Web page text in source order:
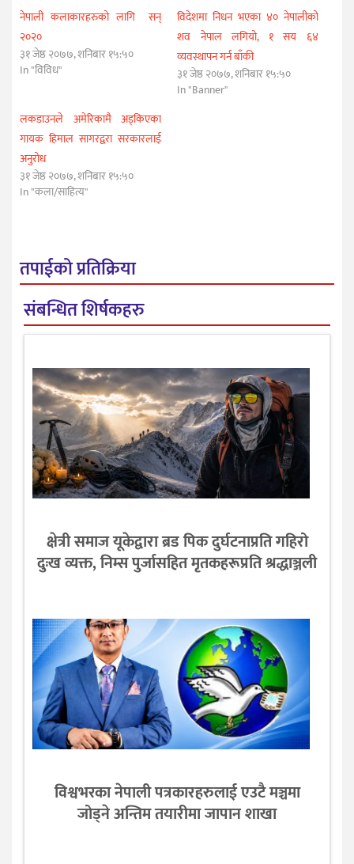
नेपाली कलाकारहरुको लागि सन्
२०२०
३१ जेष्ठ २०७७, शनिबार १५:५०
In "विविध"
विदेशमा निधन भएका ४० नेपालीको
शव नेपाल लगियो, १ सय ६४
व्यवस्थापन गर्न बाँकी
३१ जेष्ठ २०७७, शनिबार १५:५०
In "Banner"
लकडाउनले अमेरिकामै अड्किएका
गायक हिमाल सागरद्वरा सरकारलाई
अनुरोध
३१ जेष्ठ २०७७, शनिबार १५:५०
In "कला/साहित्य"
तपाईको प्रतिक्रिया
संबन्धित शिर्षकहरु
क्षेत्री समाज यूकेद्वारा ब्रड पिक दुर्घटनाप्रति गहिरो
दुःख व्यक्त, निम्स पुर्जासहित मृतकहरूप्रति श्रद्धाञ्जली
विश्वभरका नेपाली पत्रकारहरुलाई एउटै मञ्चमा
जोड्ने अन्तिम तयारीमा जापान शाखा